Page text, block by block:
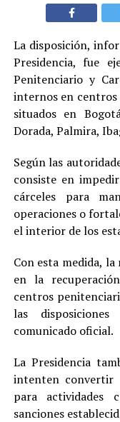
La disposición,
Presidencia, fue
Penitenciario y
internos en centros
situados en
Dorada, Palmira,
Según las
consiste en
cárceles para
operaciones o
el interior de los
Con esta medida,
en la
centros
las
comunicado oficial.
La Presidencia
intenten convertir
para actividades
sanciones